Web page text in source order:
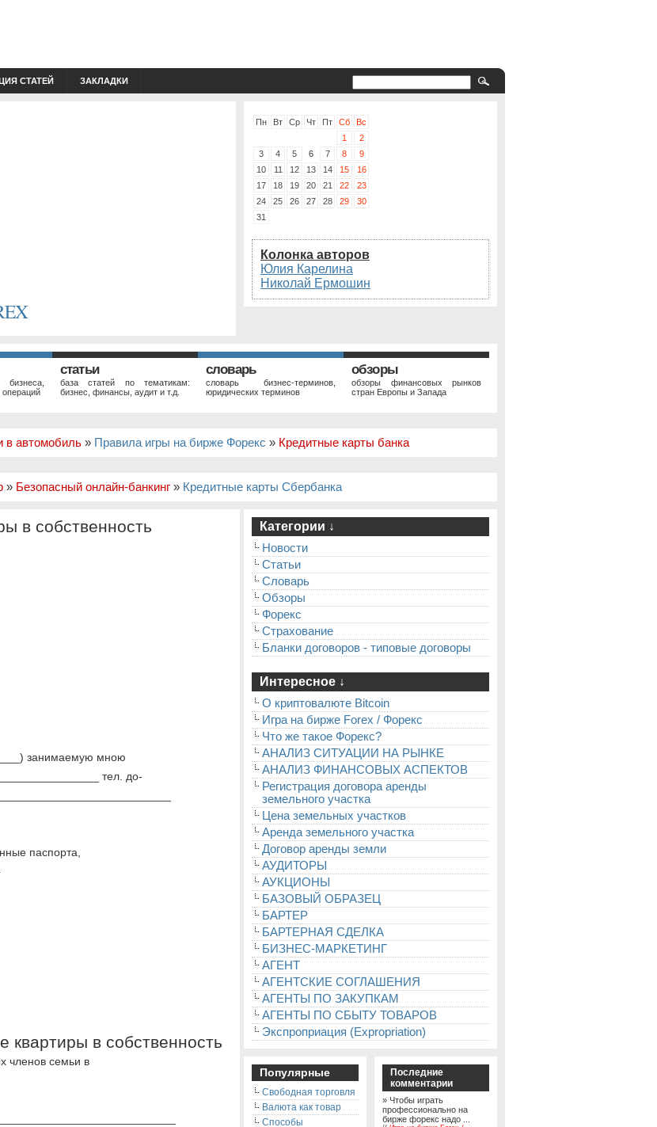
СТАТЕЙ ЗАКЛАДКИ
Пн Вт Ср Чт Пт Сб
Вс
1
2
3
4 5 6 7 8
9
10
11 12 13 14 15
16
17
18 19 20 21 22
23
24
25 26 27 28 29
30
31
Колонка авторов
Юлия Карелина
Николай Ермошин
статьи
база статей по тематикам:
бизнес, финансы, аудит и т.д.
словарь
словарь бизнес-терминов,
юридических терминов
обзоры
обзоры финансовых рынков
стран Европы и Запада
в автомобиль » Правила игры на бирже Форекс » Кредитные карты банка
» Безопасный онлайн-банкинг » Кредитные карты Сбербанка
в собственность
занимаемую мною
тел. до-
паспорта,
квартиры в собственность
членов семьи в
Категории ↓
Новости
Статьи
Словарь
Обзоры
Форекс
Страхование
Бланки договоров - типовые договоры
Интересное ↓
О криптовалюте Bitcoin
Игра на бирже Forex / Форекс
Что же такое Форекс?
АНАЛИЗ СИТУАЦИИ НА РЫНКЕ
АНАЛИЗ ФИНАНСОВЫХ АСПЕКТОВ
Регистрация договора аренды
земельного участка
Цена земельных участков
Аренда земельного участка
Договор аренды земли
АУДИТОРЫ
АУКЦИОНЫ
БАЗОВЫЙ ОБРАЗЕЦ
БАРТЕР
БАРТЕРНАЯ СДЕЛКА
БИЗНЕС-МАРКЕТИНГ
АГЕНТ
АГЕНТСКИЕ СОГЛАШЕНИЯ
АГЕНТЫ ПО ЗАКУПКАМ
АГЕНТЫ ПО СБЫТУ ТОВАРОВ
Экспроприация (Expropriation)
Популярные
Свободная торговля
Валюта как товар
Способы
Последние
комментарии
» Чтобы играть
профессионально на
бирже форекс надо ...